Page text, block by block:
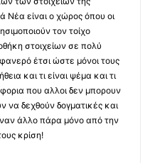
Νέα είναι ο χώρος όπου οι
τον τοίχο
στοιχείων σε πολύ
έτσι ώστε μόνοι τους
και τι είναι ψέμα και τι
που αλλοι δεν μπορουν
δεχθούν δογματικές και
άλλο πάρα μόνο από την
κρίση!